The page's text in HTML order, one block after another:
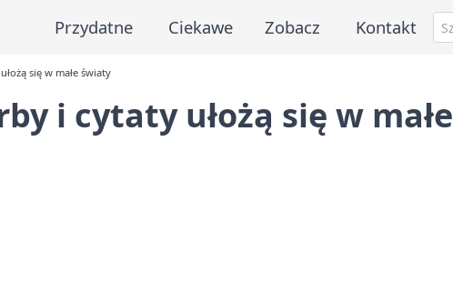
Przydatne Ciekawe Zobacz Kontakt
się w małe światy
i cytaty ułożą się w małe